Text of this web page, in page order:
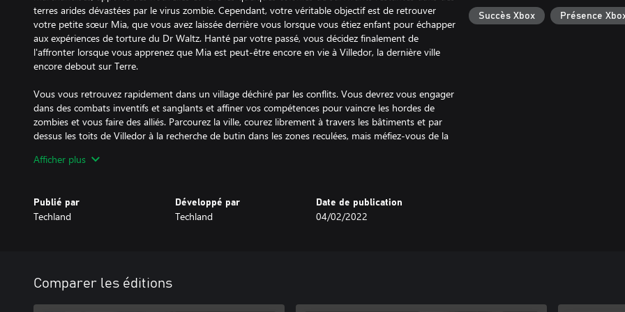
terres arides dévastées par le virus zombie. Cependant, votre véritable objectif est de retrouver
votre petite sœur Mia, que vous avez laissée derrière vous lorsque vous étiez enfant pour échapper
aux expériences de torture du Dr Waltz. Hanté par votre passé, vous décidez finalement de
l'affronter lorsque vous apprenez que Mia est peut-être encore en vie à Villedor, la dernière ville
encore debout sur Terre.
Vous vous retrouvez rapidement dans un village déchiré par les conflits. Vous devrez vous engager
dans des combats inventifs et sanglants et affiner vos compétences pour vaincre les hordes de
zombies et vous faire des alliés. Parcourez la ville, courez librement à travers les bâtiments et par
dessus les toits de Villedor à la recherche de butin dans les zones reculées, mais méfiez-vous de la
changé la face du monde à jamais. En 2036, il ne reste plus que quelques colonies et l'humanité se
meurt lentement, laissant la place à une nouvelle espèce : une horde de zombies acharnés.
Jusqu'au coucher du soleil. Une fois la lumière éteinte, d'autres habitants de la Ville, plus terribles
encore, prennent possession des rues. Si vous manquez de vigilance et que vous restez trop
longtemps dans l'obscurité, vous risquez de ne jamais revenir.
Afficher plus
Publié par
Techland
Développé par
Techland
Date de publication
04/02/2022
Succès Xbox Présence
Comparer les éditions